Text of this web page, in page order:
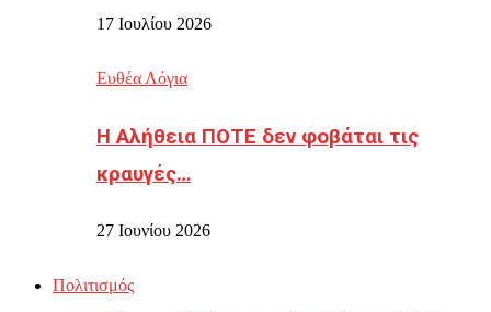
17 Ιουλίου 2026
Ευθέα Λόγια
Η Αλήθεια ΠΟΤΕ δεν φοβάται τις
κραυγές…
27 Ιουνίου 2026
Πολιτισμός